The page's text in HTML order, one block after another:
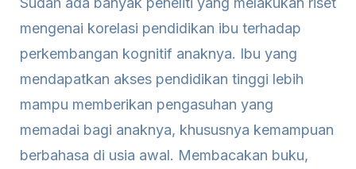
mengenai korelasi pendidikan ibu terhadap
perkembangan kognitif anaknya. Ibu yang
mendapatkan akses pendidikan tinggi lebih
mampu memberikan pengasuhan yang
memadai bagi anaknya, khususnya kemampuan
berbahasa di usia awal. Membacakan buku,